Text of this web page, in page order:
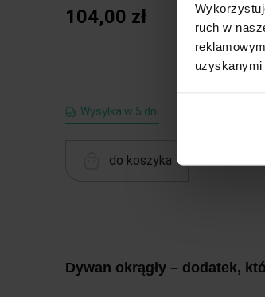
ruch w
uzyskanymi
104,00 zł
Wysyłka w 5 dni
do koszyka
Dywan okrągły – dodatek,